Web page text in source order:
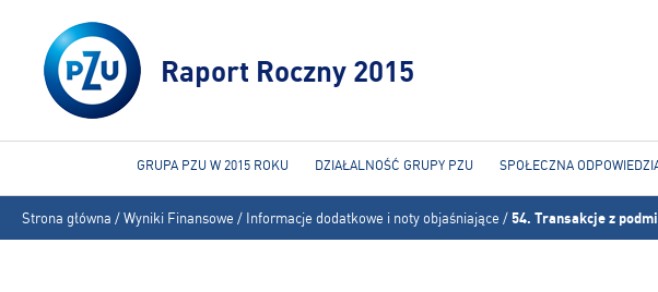
Raport Roczny 2015
Jesteś
tutaj
Strona główna /Wyniki Finansowe / Informacje dodatkowe i noty objaśniające /54. Transakcje z
GRUPA PZU W 2015 ROKU DZIAŁALNOŚĆ GRUPY PZU SPOŁECZNA